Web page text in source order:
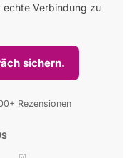
Verbindung zu
sichern.
Rezensionen